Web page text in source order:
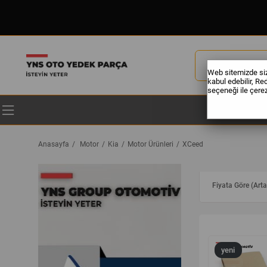
Anasayfa Motor Kia Motor Ürünleri XCeed
Fiyata Göre
yeni
Web sitemizde
kabul edebilir,
seçeneği ile